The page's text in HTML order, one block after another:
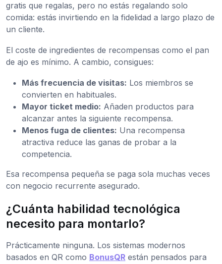
gratis que regalas, pero no estás regalando solo
comida: estás invirtiendo en la fidelidad a largo plazo de
un cliente.
El coste de ingredientes de recompensas como el pan
de ajo es mínimo. A cambio, consigues:
Más frecuencia de visitas: Los miembros se
convierten en habituales.
Mayor ticket medio: Añaden productos para
alcanzar antes la siguiente recompensa.
Menos fuga de clientes: Una recompensa
atractiva reduce las ganas de probar a la
competencia.
Esa recompensa pequeña se paga sola muchas veces
con negocio recurrente asegurado.
¿Cuánta habilidad tecnológica
necesito para montarlo?
Prácticamente ninguna. Los sistemas modernos
basados en QR como BonusQR están pensados para